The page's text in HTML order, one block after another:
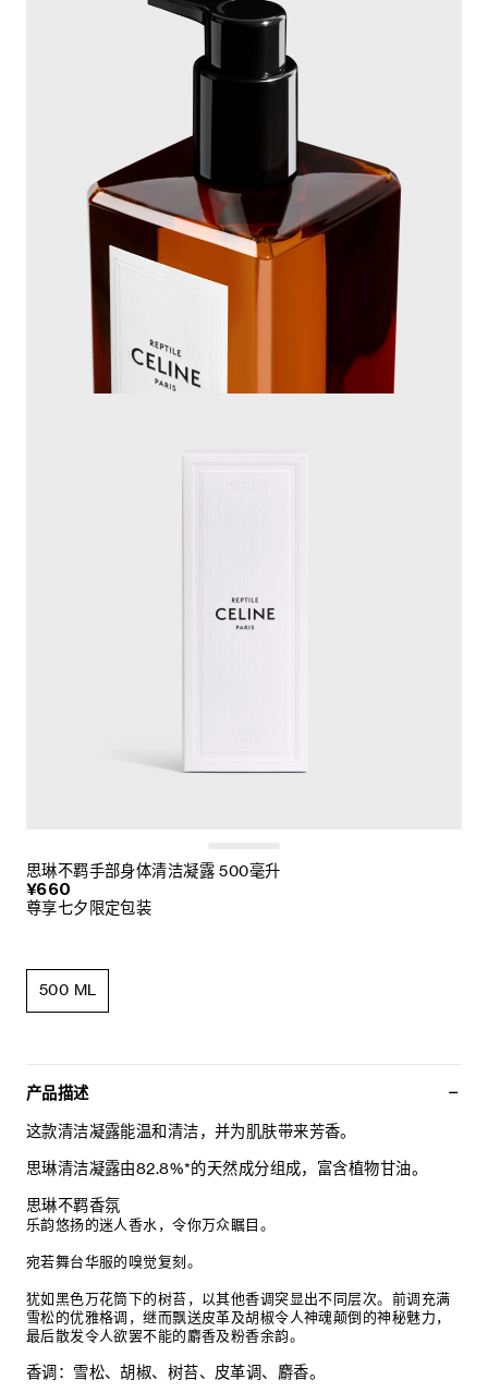
思琳不羁手部身体清洁凝露 500毫升
¥660
尊享七夕限定包装
500 ML
产品描述
这款清洁凝露能温和清洁，并为肌肤带来芳香。
思琳清洁凝露由82.8%*的天然成分组成，富含植物甘油。
思琳不羁香氛
乐韵悠扬的迷人香水，令你万众瞩目。
宛若舞台华服的嗅觉复刻。
犹如黑色万花筒下的树苔，以其他香调突显出不同层次。前调充满
雪松的优雅格调，继而飘送皮革及胡椒令人神魂颠倒的神秘魅力，
最后散发令人欲罢不能的麝香及粉香余韵。
香调：雪松、胡椒、树苔、皮革调、麝香。